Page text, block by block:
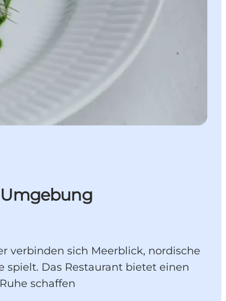
verbinden sich Meerblick, nordische
spielt. Das Restaurant bietet einen
schaffen